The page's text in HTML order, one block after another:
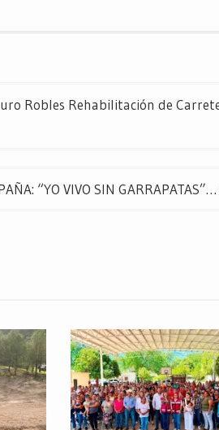
Robles Rehabilitación de
“YO VIVO SIN